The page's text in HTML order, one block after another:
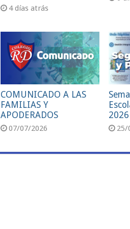
4 días atrás
COMUNICADO A LAS
FAMILIAS Y
APODERADOS
07/07/2026
2026
25/